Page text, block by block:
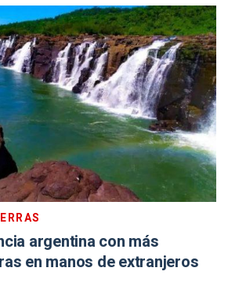
argentina con más
en manos de extranjeros